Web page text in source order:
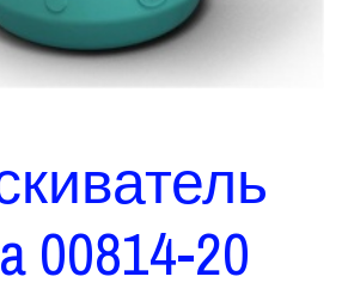
00814-20